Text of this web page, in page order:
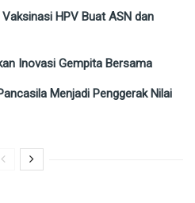
HPV Buat ASN dan
Inovasi Gempita Bersama
Menjadi Penggerak Nilai